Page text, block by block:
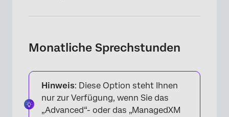
Monatliche Sprechstunden
Hinweis: Diese Option steht Ihnen
nur zur Verfügung, wenn Sie das
„Advanced“- oder das „ManagedXM